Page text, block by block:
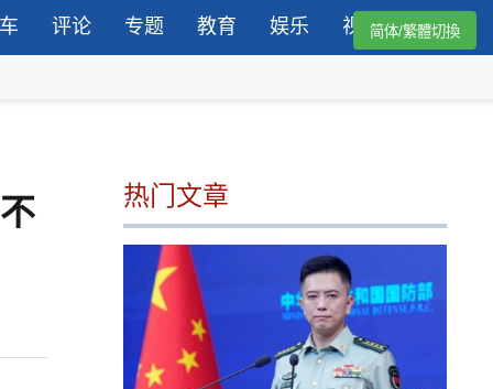
评论 专题 教育 娱乐 视频简体/繁體切換
热门文章